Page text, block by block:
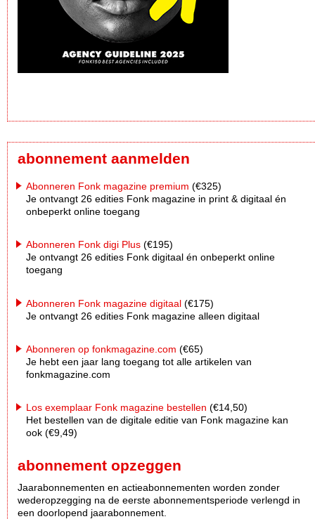
abonnement aanmelden
Abonneren Fonk magazine premium (€325)
Je ontvangt 26 edities Fonk magazine in print & digitaal én
onbeperkt online toegang
Abonneren Fonk digi Plus (€195)
Je ontvangt 26 edities Fonk digitaal én onbeperkt online
toegang
Abonneren Fonk magazine digitaal (€175)
Je ontvangt 26 edities Fonk magazine alleen digitaal
Abonneren op fonkmagazine.com (€65)
Je hebt een jaar lang toegang tot alle artikelen van
fonkmagazine.com
Los exemplaar Fonk magazine bestellen (€14,50)
Het bestellen van de digitale editie van Fonk magazine kan
ook (€9,49)
abonnement opzeggen
Jaarabonnementen en actieabonnementen worden zonder
wederopzegging na de eerste abonnementsperiode verlengd in
een doorlopend jaarabonnement.